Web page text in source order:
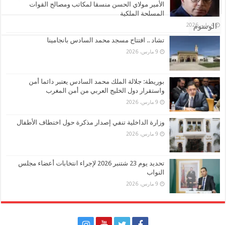
تعليقات
الوسوم
الأمير مولاي الحسن منسقا لمكاتب ومصالح القوات
المسلحة الملكية
4 مايو، 2026
تشاد .. افتتاح مسجد محمد السادس بانجامينا
9 مارس، 2026
بوريطة: جلالة الملك محمد السادس يعتبر دائما أمن
واستقرار دول الخليج العربي من أمن المغرب
9 مارس، 2026
وزارة الداخلية تنفي إصدار مذكرة حول اختطاف الأطفال
9 مارس، 2026
تحديد يوم 23 شتنبر 2026 لإجراء انتخابات أعضاء مجلس
النواب
9 مارس، 2026